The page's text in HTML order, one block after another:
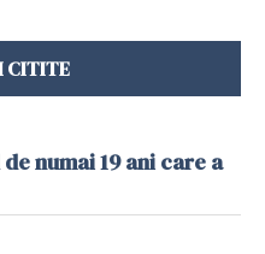
CITITE
numai 19 ani care a